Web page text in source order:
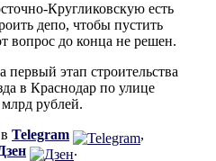
Кругликовскую есть
депо, чтобы пустить
вопрос до конца не решен.
первый этап строительства
в Краснодар по улице
рублей.
Telegram
,
.